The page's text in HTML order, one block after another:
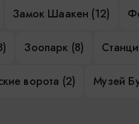
Замок Шаакен (12)
Зоопарк (8)
ворота (2) Музей